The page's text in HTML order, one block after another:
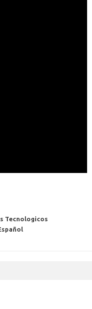
Tecnologicos